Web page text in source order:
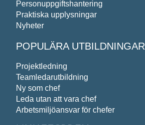
Personuppgiftshantering
Praktiska upplysningar
Nyheter
POPULÄRA UTBILDNINGAR
Projektledning
Teamledarutbildning
Ny som chef
Leda utan att vara chef
Arbetsmiljöansvar för chefer